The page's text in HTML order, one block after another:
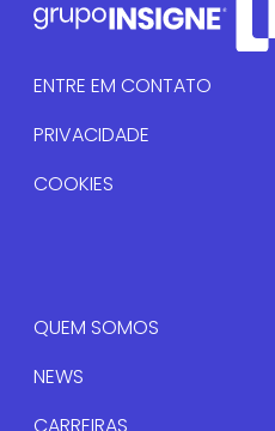
ENTRE EM CONTATO
PRIVACIDADE
COOKIES
QUEM SOMOS
NEWS
CARREIRAS